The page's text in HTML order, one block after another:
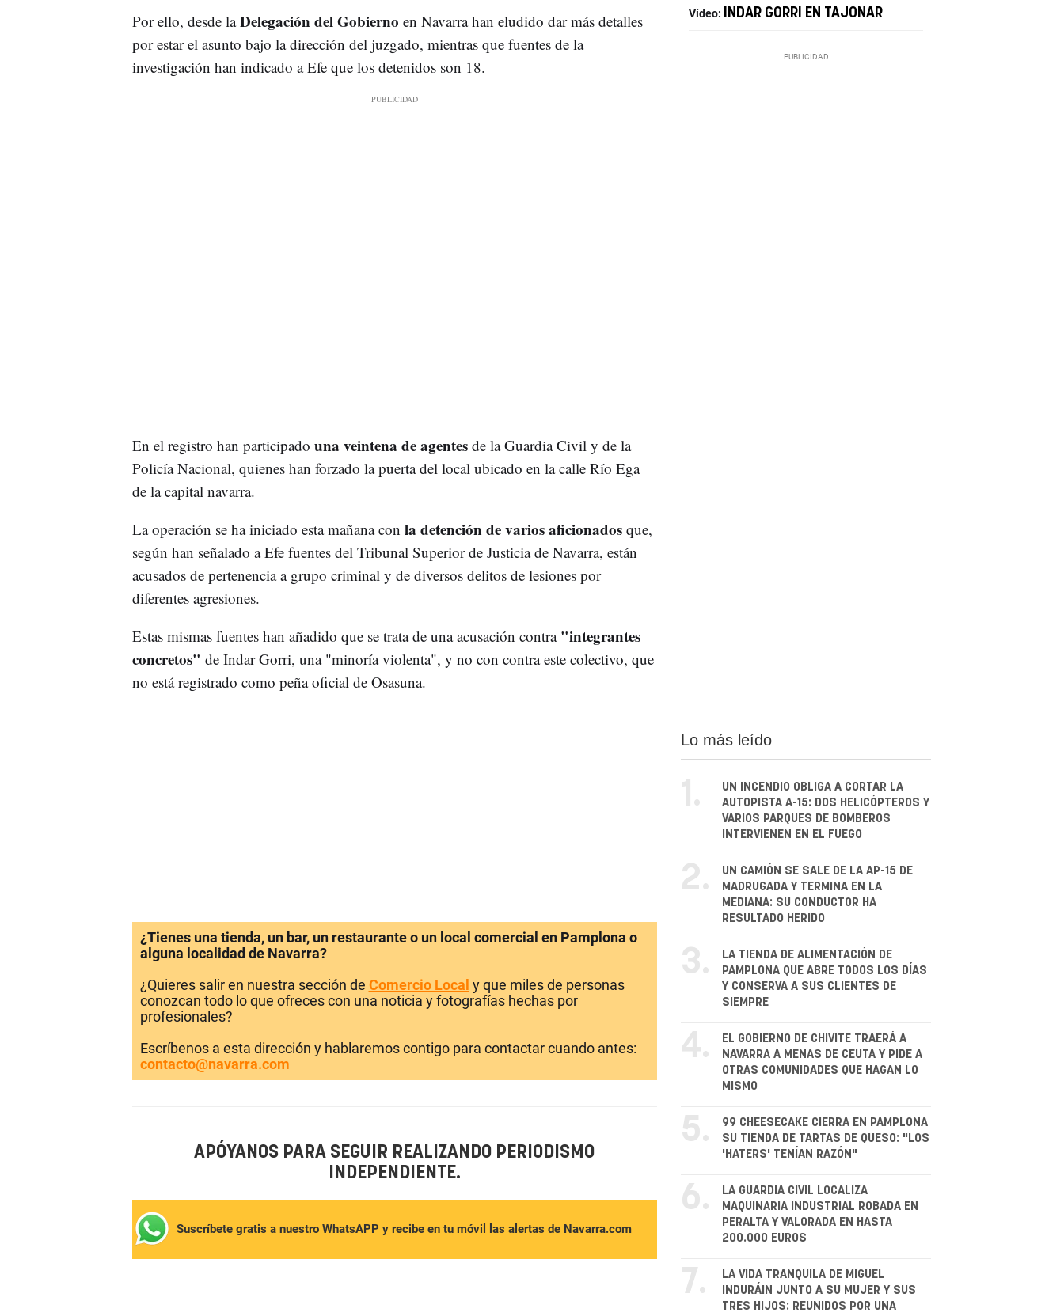
Por ello, desde laDelegación del Gobierno en Navarra han eludido dar más detalles
por estar el asunto bajo la dirección del juzgado, mientras que fuentes de la
investigación han indicado a Efe que los detenidos son 18.
En el registro han participado una veintena de agentesde la Guardia Civil y de la
Policía Nacional, quienes han forzado la puerta del local ubicado en la calle Río Ega
de la capital navarra.
La operación se ha iniciado esta mañana con la detención de varios aficionadosque,
según han señalado a Efe fuentes del Tribunal Superior de Justicia de Navarra, están
acusados de pertenencia a grupo criminal y de diversos delitos de lesiones por
diferentes agresiones.
Estas mismas fuentes han añadido que se trata de una acusación contra"integrantes
concretos" de Indar Gorri, una "minoría violenta", y no con contra este colectivo, que
no está registrado como peña oficial de Osasuna.
Vídeo: INDAR GORRI EN TAJONAR
¿Tienes una tienda, un bar, un restaurante o un local comercial en Pamplona o
alguna localidad de Navarra?
¿Quieres salir en nuestra sección de Comercio Local y que miles de personas
conozcan todo lo que ofreces con una noticia y fotografías hechas por
profesionales?
Escríbenos a esta dirección y hablaremos contigo para contactar cuando antes:
contacto@navarra.com
APÓYANOS PARA SEGUIR REALIZANDO PERIODISMO
INDEPENDIENTE.
Suscríbete gratis a nuestro WhatsAPP y recibe en tu móvil las alertas de Navarra.com
Lo más leído
1.
UN INCENDIO OBLIGA A CORTAR LA
AUTOPISTA A-15: DOS HELICÓPTEROS Y
VARIOS PARQUES DE BOMBEROS
INTERVIENEN EN EL FUEGO
2.
UN CAMIÓN SE SALE DE LA AP-15 DE
MADRUGADA Y TERMINA EN LA
MEDIANA: SU CONDUCTOR HA
RESULTADO HERIDO
3.
LA TIENDA DE ALIMENTACIÓN DE
PAMPLONA QUE ABRE TODOS LOS DÍAS
Y CONSERVA A SUS CLIENTES DE
SIEMPRE
4.
EL GOBIERNO DE CHIVITE TRAERÁ A
NAVARRA A MENAS DE CEUTA Y PIDE A
OTRAS COMUNIDADES QUE HAGAN LO
MISMO
5.
99 CHEESECAKE CIERRA EN PAMPLONA
SU TIENDA DE TARTAS DE QUESO: "LOS
'HATERS' TENÍAN RAZÓN"
6.
LA GUARDIA CIVIL LOCALIZA
MAQUINARIA INDUSTRIAL ROBADA EN
PERALTA Y VALORADA EN HASTA
200.000 EUROS
7.
LA VIDA TRANQUILA DE MIGUEL
INDURÁIN JUNTO A SU MUJER Y SUS
TRES HIJOS: REUNIDOS POR UNA